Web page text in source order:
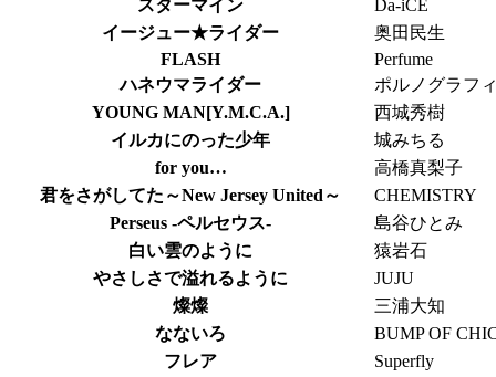
スターマイン
Da-iCE
イージュー★ライダー
奥田民生
FLASH
Perfume
ハネウマライダー
ポルノグラフ
YOUNG MAN[Y.M.C.A.]
西城秀樹
イルカにのった少年
城みちる
for you…
高橋真梨子
君をさがしてた～New Jersey United～
CHEMISTRY
Perseus -ペルセウス-
島谷ひとみ
白い雲のように
猿岩石
やさしさで溢れるように
JUJU
燦燦
三浦大知
なないろ
BUMP OF
フレア
Superfly